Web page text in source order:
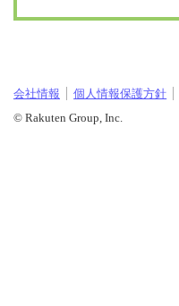
会社情報 個人情報保護方針
© Rakuten Group, Inc.